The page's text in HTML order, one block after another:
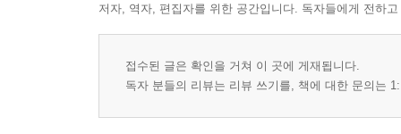
가공 식재료_참치김치찌개
해산물_굴미역국
생선_황탯국
곡물_떡국
저자, 역자, 편집자를 위한 공간입니다. 독자들에게 전하
접수된 글은 확인을 거쳐 이 곳에 게재됩니다.
독자 분들의 리뷰는 리뷰 쓰기를, 책에 대한 문의는